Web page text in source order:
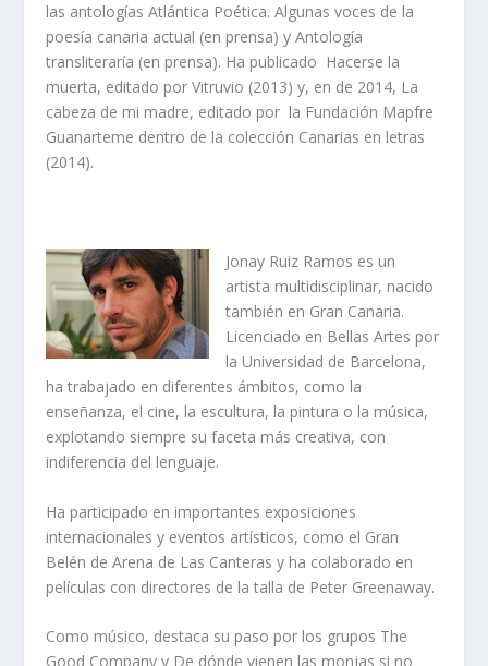
las antologíasAtlántica Poética.Algunas voces de la
poesía canaria actual (en prensa) yAntología
transliteraría (en prensa). Ha publicado Hacerse la
muerta, editado por Vitruvio (2013) y, en de 2014, La
cabeza de mi madre, editado por la Fundación Mapfre
Guanarteme dentro de la colección Canarias en letras
(2014).
Jonay Ruiz Ramos es un
artista multidisciplinar, nacido
también en Gran Canaria.
Licenciado en Bellas Artes por
la Universidad de Barcelona,
ha trabajado en diferentes ámbitos, como la
enseñanza, el cine, la escultura, la pintura o la música,
explotando siempre su faceta más creativa, con
indiferencia del lenguaje.
Ha participado en importantes exposiciones
internacionales y eventos artísticos, como el Gran
Belén de Arena de Las Canteras y ha colaborado en
películas con directores de la talla de Peter Greenaway.
Como músico, destaca su paso por los grupos The
Good Company y De dónde vienen las monjas si no